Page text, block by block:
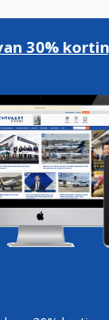
Podcasts
30%